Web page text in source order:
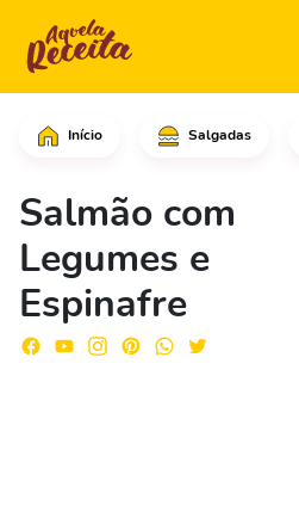
Início Salgadas
Salmão com
Legumes e
Espinafre
Comece cortando